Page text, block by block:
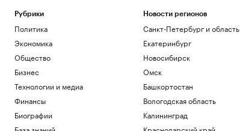
Татарстан
Отпуск без «сюрпризов»: пять вещей, о
11 мифов об ИИ в промышленности — и
как все устроено на практике
РБК и Yandex Cloud
Что такое Executive MBA и зачем
получать эту степень
Образование
Рубрики
Политика
Экономика
Общество
Бизнес
Технологии и медиа
Финансы
Биографии
Новости регионов
Санкт-Петербург и область
Екатеринбург
Новосибирск
Омск
Башкортостан
Вологодская область
Калининград